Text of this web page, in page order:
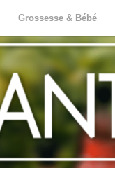
Grossesse & Bébé